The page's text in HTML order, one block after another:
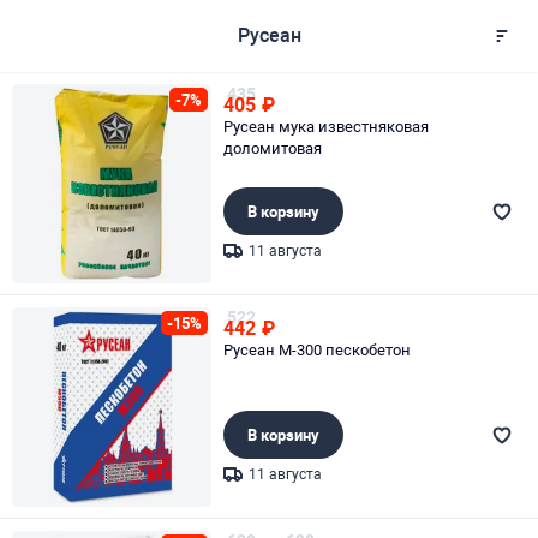
Русеан
-7% 435
405 ₽
Русеан мука известняковая
доломитовая
В корзину
11 августа
-15% 522
442 ₽
Русеан М-300 пескобетон
В корзину
11 августа